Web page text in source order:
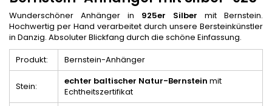
Wunderschöner Anhänger in 925er Silber mit Bernstein.
Hochwertig per Hand verarbeitet durch unsere Bersteinkünstler
in Danzig. Absoluter Blickfang durch die schöne Einfassung.
Produkt:
Bernstein-Anhänger
Stein: echter baltischer Natur-Bernstein mit
Echtheitszertifikat